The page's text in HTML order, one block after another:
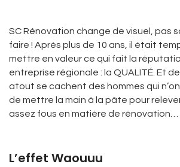
SC Rénovation change de visuel, pas
faire ! Après plus de 10 ans, il était
mettre en valeur ce qui fait la
entreprise régionale : la QUALITÉ. Et
atout se cachent des hommes qui
de mettre la main à la pâte pour
assez fous en matière de rénovation…
L’effet Waouuu